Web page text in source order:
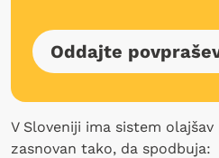
Oddajte
V Sloveniji ima sistem
zasnovan tako, da spodbuja: